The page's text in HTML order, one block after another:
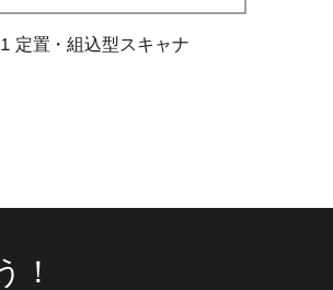
定置・組込型スキャナ
！